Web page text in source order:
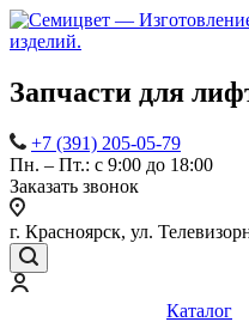
Запчасти для
+7 (391) 205-05-79
Пн. – Пт.: с 9:00 до 18:00
Заказать звонок
г. Красноярск, ул.
Каталог